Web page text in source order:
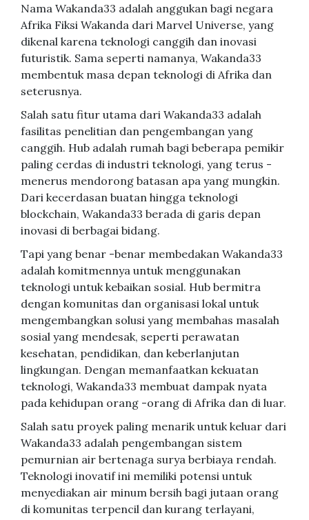
Nama Wakanda33 adalah anggukan bagi negara
Afrika Fiksi Wakanda dari Marvel Universe, yang
dikenal karena teknologi canggih dan inovasi
futuristik. Sama seperti namanya, Wakanda33
membentuk masa depan teknologi di Afrika dan
seterusnya.
Salah satu fitur utama dari Wakanda33 adalah
fasilitas penelitian dan pengembangan yang
canggih. Hub adalah rumah bagi beberapa pemikir
paling cerdas di industri teknologi, yang terus -
menerus mendorong batasan apa yang mungkin.
Dari kecerdasan buatan hingga teknologi
blockchain, Wakanda33 berada di garis depan
inovasi di berbagai bidang.
Tapi yang benar -benar membedakan Wakanda33
adalah komitmennya untuk menggunakan
teknologi untuk kebaikan sosial. Hub bermitra
dengan komunitas dan organisasi lokal untuk
mengembangkan solusi yang membahas masalah
sosial yang mendesak, seperti perawatan
kesehatan, pendidikan, dan keberlanjutan
lingkungan. Dengan memanfaatkan kekuatan
teknologi, Wakanda33 membuat dampak nyata
pada kehidupan orang -orang di Afrika dan di luar.
Salah satu proyek paling menarik untuk keluar dari
Wakanda33 adalah pengembangan sistem
pemurnian air bertenaga surya berbiaya rendah.
Teknologi inovatif ini memiliki potensi untuk
menyediakan air minum bersih bagi jutaan orang
di komunitas terpencil dan kurang terlayani,